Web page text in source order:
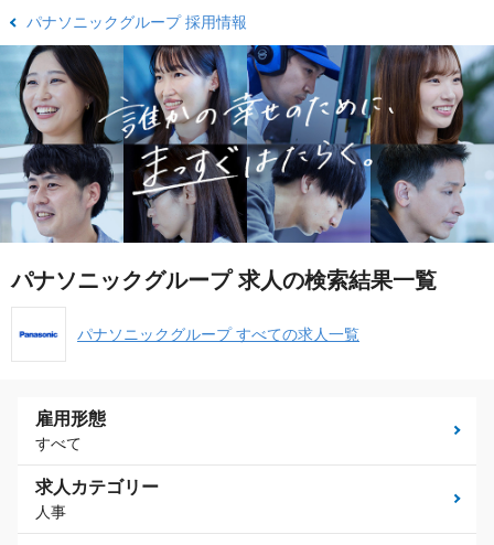
パナソニックグループ 採用情報
パナソニックグループ 求人の検索結果一覧
パナソニックグループ すべての求人一覧
雇用形態
すべて
求人カテゴリー
人事